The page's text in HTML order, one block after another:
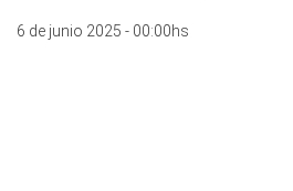
6 de junio 2025 - 00:00hs